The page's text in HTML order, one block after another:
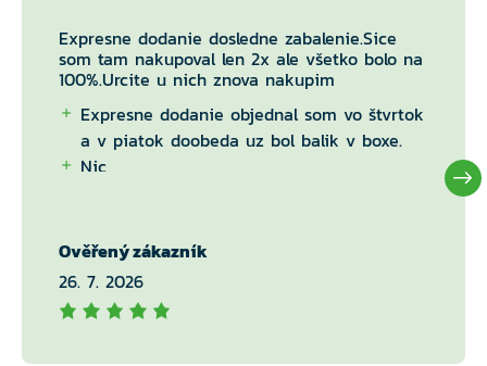
Expresne dodanie dosledne zabalenie.Sice
som tam nakupoval len 2x ale všetko bolo na
100%.Urcite u nich znova nakupim
Expresne dodanie objednal som vo štvrtok
a v piatok doobeda uz bol balik v boxe.
Nic
Ověřený zákazník
26. 7. 2026